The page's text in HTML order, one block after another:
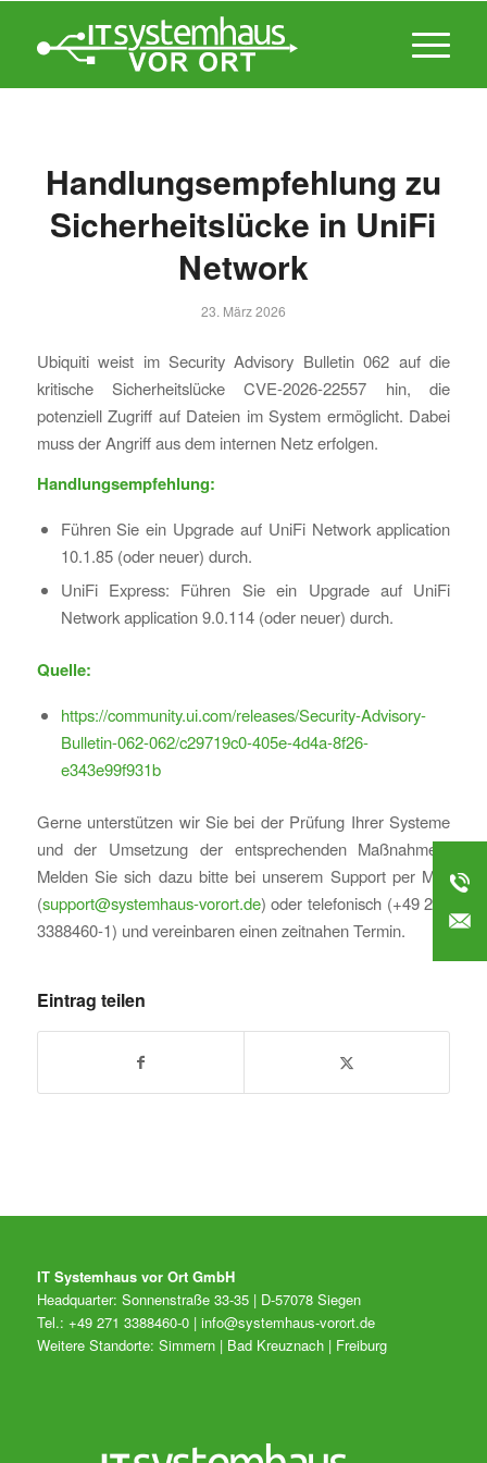
Handlungsempfehlung zu
Sicherheitslücke in UniFi
Network
23. März 2026
Ubiquiti weist im Security Advisory Bulletin 062 auf die
kritische Sicherheitslücke CVE-2026-22557 hin, die
potenziell Zugriff auf Dateien im System ermöglicht. Dabei
muss der Angriff aus dem internen Netz erfolgen.
Handlungsempfehlung:
Führen Sie ein Upgrade auf UniFi Network application
10.1.85 (oder neuer) durch.
UniFi Express: Führen Sie ein Upgrade auf UniFi
Network application 9.0.114 (oder neuer) durch.
Quelle:
https://community.ui.com/releases/Security-Advisory-
Bulletin-062-062/c29719c0-405e-4d4a-8f26-
e343e99f931b
Gerne unterstützen wir Sie bei der Prüfung Ihrer Systeme
und der Umsetzung der entsprechenden Maßnahmen.
Melden Sie sich dazu bitte bei unserem Support per Mail
(support@systemhaus-vorort.de) oder telefonisch (+49 271
3388460-1) und vereinbaren einen zeitnahen Termin.
Eintrag teilen
IT Systemhaus vor Ort GmbH
Headquarter: Sonnenstraße 33-35 | D-57078 Siegen
Tel.: +49 271 3388460-0 | info@systemhaus-vorort.de
Weitere Standorte: Simmern | Bad Kreuznach | Freiburg